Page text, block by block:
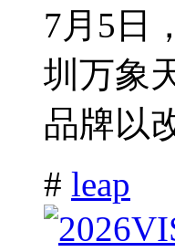
7月5日
圳万象
品牌以
# leap